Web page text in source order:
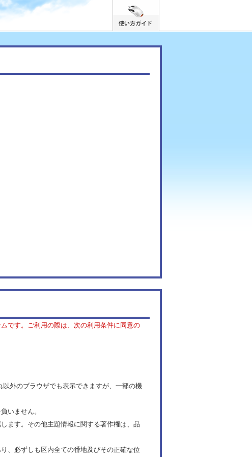
です。ご利用の際は、次の利用条件に同意の
外のブラウザでも表示できますが、一部の機
いません。
ます。その他主題情報に関する著作権は、品
、必ずしも区内全ての番地及びその正確な位